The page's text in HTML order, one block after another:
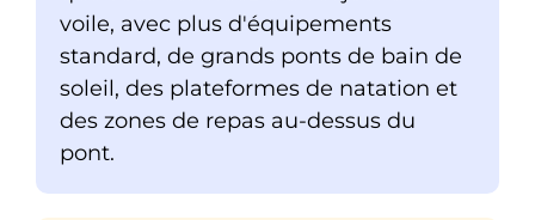
voile, avec plus d'équipements
standard, de grands ponts de bain de
soleil, des plateformes de natation et
des zones de repas au-dessus du
pont.